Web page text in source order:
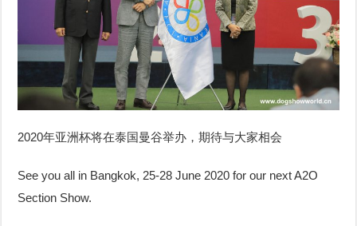
2020年亚洲杯将在泰国曼谷举办，期待与大家相会
See you all in Bangkok, 25-28 June 2020 for our next A2O
Section Show.